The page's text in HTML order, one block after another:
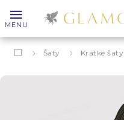
MENU
Šaty Krátké šaty